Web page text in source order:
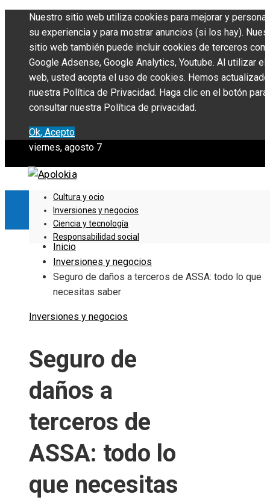
Nuestro sitio web utiliza cookies para mejorar y
su experiencia y para mostrar anuncios (si los hay).
sitio web también puede incluir cookies de terceros
Google Adsense, Google Analytics, Youtube. Al utilizar
web, usted acepta el uso de cookies. Hemos actualizado
nuestra Política de Privacidad. Haga clic en el botón para
consultar nuestra Política de privacidad.
Ok, Acepto
viernes, agosto 7
Cultura y ocio
Inversiones y negocios
Ciencia y tecnología
Responsabilidad social
Inicio
Inversiones y negocios
Seguro de daños a terceros de ASSA: todo lo que
necesitas saber
Inversiones y negocios
Seguro de
daños a
terceros de
ASSA: todo lo
que necesitas